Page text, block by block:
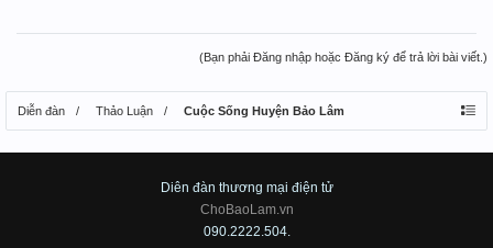
(Bạn phải Đăng nhập hoặc Đăng ký để trả lời bài viết.)
Diễn đàn Thảo Luận Cuộc Sống Huyện Bảo Lâm
Diên đàn thương mại điện tử
ChoBaoLam.vn
090.2222.504.